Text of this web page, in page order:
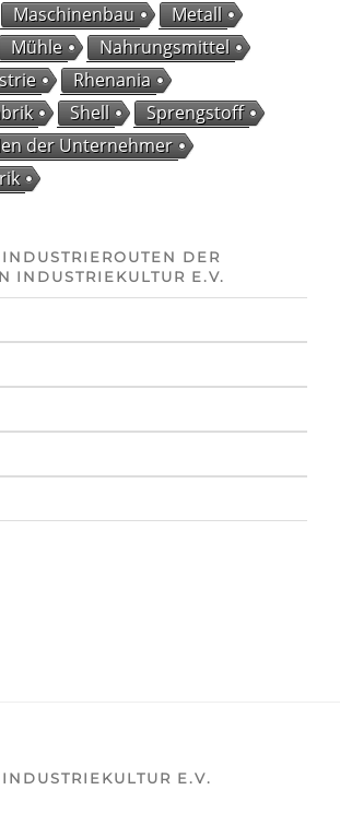
Maschinenbau
Metall
Mühle
Nahrungsmittel
Rhenania
Shell
Sprengstoff
der Unternehmer
DER
INDUSTRIEKULTUR E.V.
E.V.